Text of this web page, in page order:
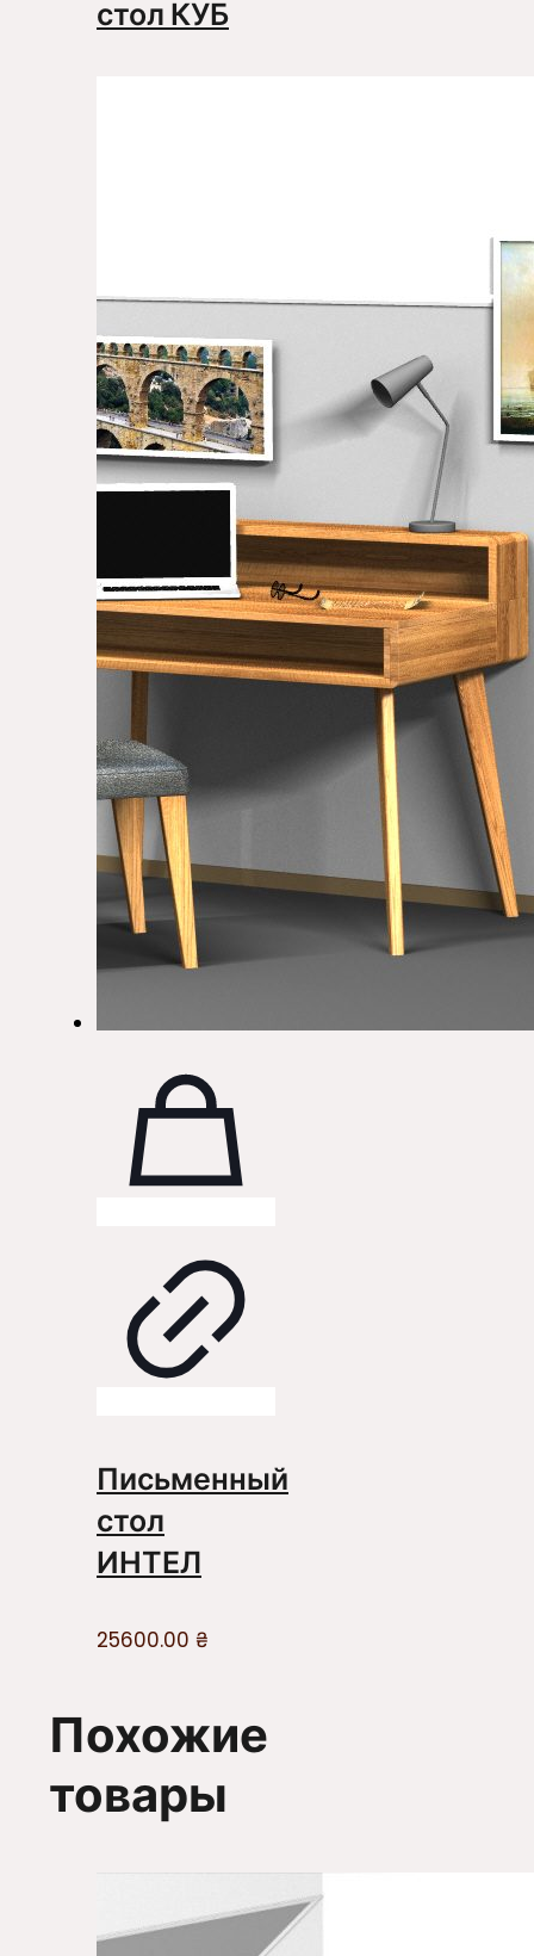
стол КУБ
Письменный
стол
ИНТЕЛ
25600.00 ₴
Похожие
товары